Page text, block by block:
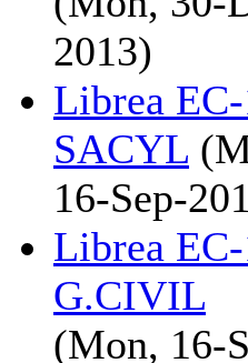
2013)
Librea
SACYL
16-Sep-
Librea
G.CIVIL
(Mon, 16-